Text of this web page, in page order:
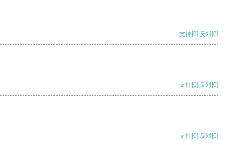
支持[0] 反对[0]
支持[0] 反对[0]
支持[0] 反对[0]